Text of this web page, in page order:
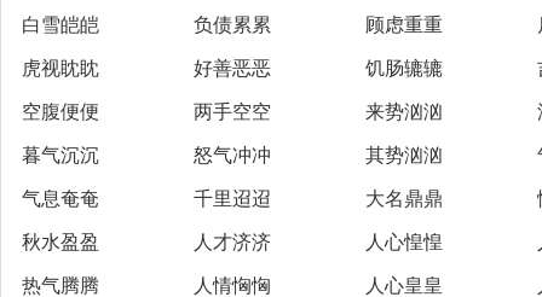
白雪皑皑 负债累累 顾虑重重
虎视眈眈 好善恶恶 饥肠辘辘
空腹便便 两手空空 来势汹汹
暮气沉沉 怒气冲冲 其势汹汹
气息奄奄 千里迢迢 大名鼎鼎
秋水盈盈 人才济济 人心惶惶
热气腾腾 人情恟恟 人心皇皇